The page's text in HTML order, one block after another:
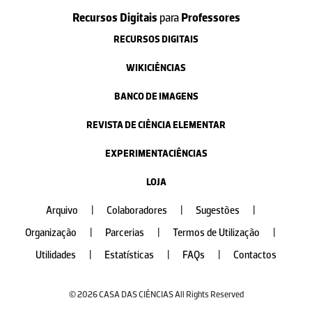
Recursos Digitais paraProfessores
RECURSOS DIGITAIS
WIKICIÊNCIAS
BANCO DE IMAGENS
REVISTA DE CIÊNCIA ELEMENTAR
EXPERIMENTACIÊNCIAS
LOJA
Arquivo Colaboradores Sugestões
Organização
Parcerias Termos de Utilização
Utilidades
Estatísticas FAQs Contactos
© 2026 CASA DAS CIÊNCIAS All Rights Reserved